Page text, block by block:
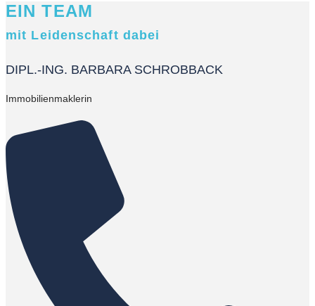
EIN TEAM
mit Leidenschaft dabei
DIPL.-ING. BARBARA SCHROBBACK
Immobilienmaklerin